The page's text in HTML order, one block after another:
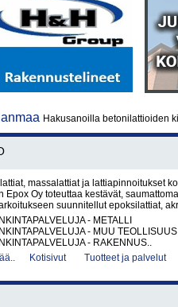
Hakusanoilla betonilattioiden
massalattiat ja lattiapinnoitukset
Epox Oy toteuttaa kestävät,
suunnitellut epoksilattiat,
- METALLI
- MUU TEOLLISUUS
- RAKENNUS..
Kotisivut Tuotteet ja palvelut